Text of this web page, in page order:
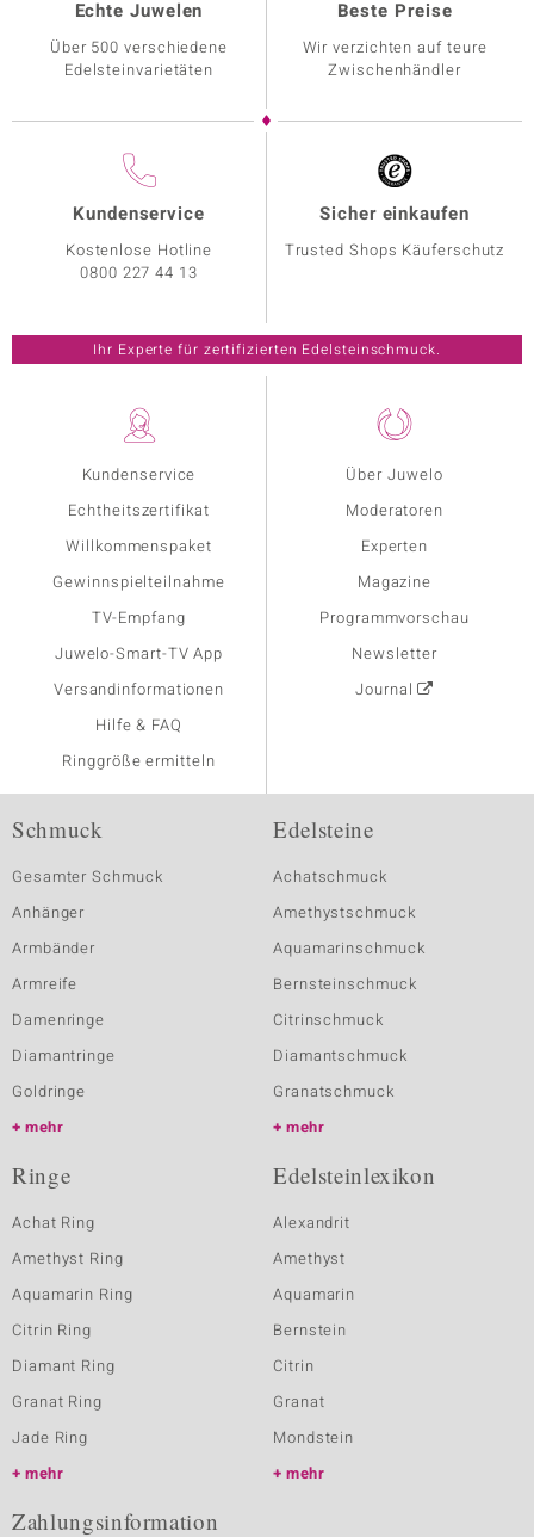
Kundenservice
Echtheitszertifikat
Willkommenspaket
Gewinnspielteilnahme
TV-Empfang
Juwelo-Smart-TV App
Versandinformationen
Hilfe & FAQ
Ringgröße ermitteln
Über Juwelo
Moderatoren
Experten
Magazine
Programmvorschau
Newsletter
Journal
Echte Juwelen
Über 500 verschiedene
Edelsteinvarietäten
Beste Preise
Wir verzichten auf teure
Zwischenhändler
Kundenservice
Kostenlose Hotline
0800 227 44 13
Sicher einkaufen
Trusted Shops Käuferschutz
Ihr Experte für zertifizierten Edelsteinschmuck.
Schmuck
Gesamter Schmuck
Anhänger
Armbänder
Armreife
Damenringe
Diamantringe
Goldringe
mehr
Edelsteine
Achatschmuck
Amethystschmuck
Aquamarinschmuck
Bernsteinschmuck
Citrinschmuck
Diamantschmuck
Granatschmuck
mehr
Ringe
Achat Ring
Amethyst Ring
Aquamarin Ring
Citrin Ring
Diamant Ring
Granat Ring
Jade Ring
mehr
Edelsteinlexikon
Alexandrit
Amethyst
Aquamarin
Bernstein
Citrin
Granat
Mondstein
mehr
Zahlungsinformation